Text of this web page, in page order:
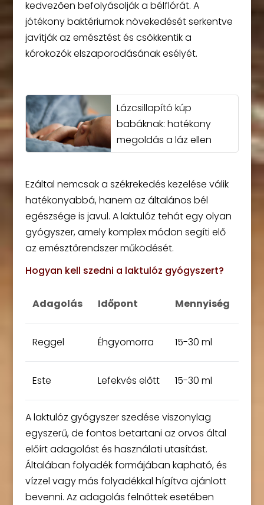
kedvezően befolyásolják a bélflórát. A
jótékony baktériumok növekedését serkentve
javítják az emésztést és csökkentik a
kórokozók elszaporodásának esélyét.
Lázcsillapító kúp
babáknak: hatékony
megoldás a láz ellen
Ezáltal nemcsak a székrekedés kezelése válik
hatékonyabbá, hanem az általános bél
egészsége is javul. A laktulóz tehát egy olyan
gyógyszer, amely komplex módon segíti elő
az emésztőrendszer működését.
Hogyan kell szedni a laktulóz gyógyszert?
Adagolás Időpont Mennyiség
Reggel Éhgyomorra 15-30 ml
Este Lefekvés előtt 15-30 ml
A laktulóz gyógyszer szedése viszonylag
egyszerű, de fontos betartani az orvos által
előírt adagolást és használati utasítást.
Általában folyadék formájában kapható, és
vízzel vagy más folyadékkal hígítva ajánlott
bevenni. Az adagolás felnőttek esetében